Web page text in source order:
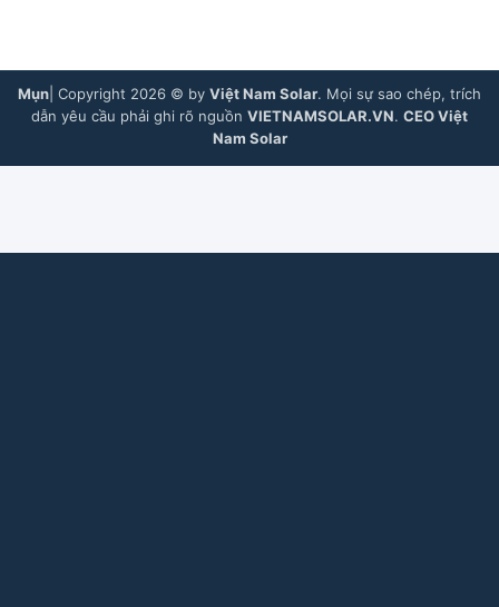
Mụn | Copyright 2026 © by Việt Nam Solar. Mọi sự sao chép, trích
dẫn yêu cầu phải ghi rõ nguồn VIETNAMSOLAR.VN. CEO Việt
Nam Solar